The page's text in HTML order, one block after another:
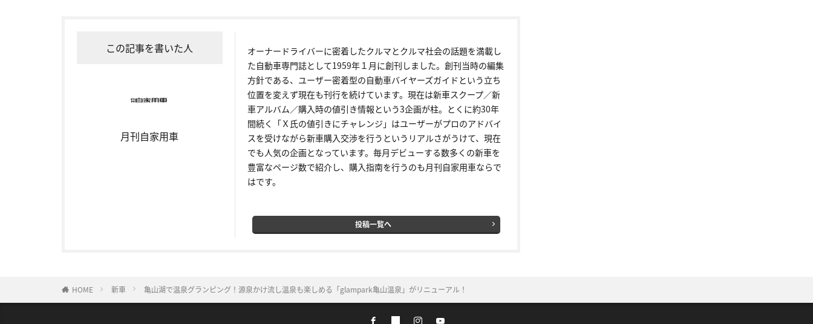
この記事を書いた人
月刊自家用車
オーナードライバーに密着したクルマとクルマ社会の話題を満載し
た自動車専門誌として1959年１月に創刊しました。創刊当時の編集
方針である、ユーザー密着型の自動車バイヤーズガイドという立ち
位置を変えず現在も刊行を続けています。現在は新車スクープ／新
車アルバム／購入時の値引き情報という3企画が柱。とくに約30年
間続く「Ｘ氏の値引きにチャレンジ」はユーザーがプロのアドバイ
スを受けながら新車購入交渉を行うというリアルさがうけて、現在
でも人気の企画となっています。毎月デビューする数多くの新車を
豊富なページ数で紹介し、購入指南を行うのも月刊自家用車ならで
はです。
投稿一覧へ
HOME 新車 亀山湖で温泉グランピング！源泉かけ流し温泉も楽しめる「glampark亀山温泉」がリニューアル！